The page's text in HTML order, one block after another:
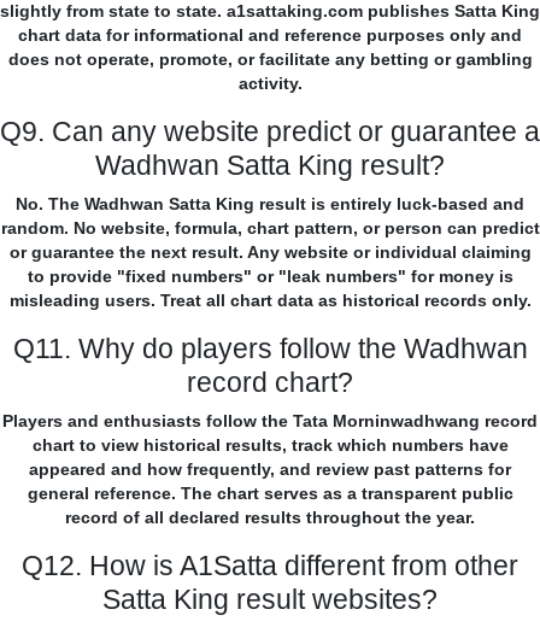
slightly from state to state. a1sattaking.com publishes Satta King
chart data for informational and reference purposes only and
does not operate, promote, or facilitate any betting or gambling
activity.
Q9. Can any website predict or guarantee a
Wadhwan Satta King result?
No. The Wadhwan Satta King result is entirely luck-based and
random. No website, formula, chart pattern, or person can predict
or guarantee the next result. Any website or individual claiming
to provide "fixed numbers" or "leak numbers" for money is
misleading users. Treat all chart data as historical records only.
Q11. Why do players follow the Wadhwan
record chart?
Players and enthusiasts follow the Tata Morninwadhwang record
chart to view historical results, track which numbers have
appeared and how frequently, and review past patterns for
general reference. The chart serves as a transparent public
record of all declared results throughout the year.
Q12. How is A1Satta different from other
Satta King result websites?